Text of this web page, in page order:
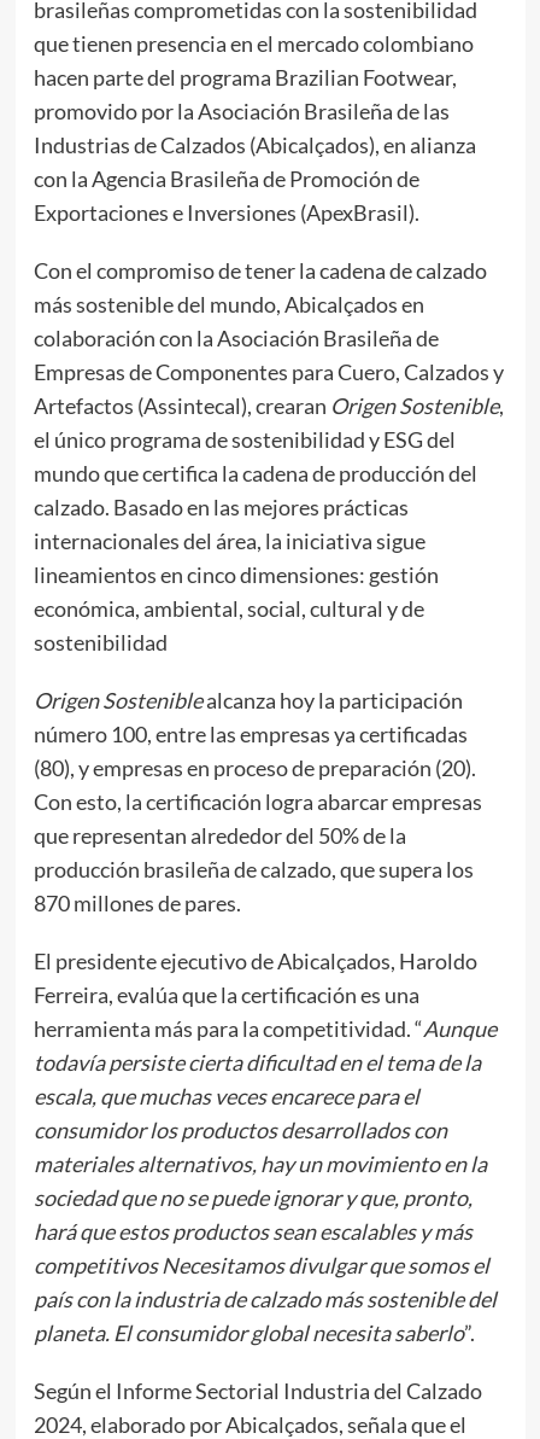
brasileñas comprometidas con la sostenibilidad
que tienen presencia en el mercado colombiano
hacen parte del programa Brazilian Footwear,
promovido por la Asociación Brasileña de las
Industrias de Calzados (Abicalçados), en alianza
con la Agencia Brasileña de Promoción de
Exportaciones e Inversiones (ApexBrasil).
Con el compromiso de tener la cadena de calzado
más sostenible del mundo, Abicalçados en
colaboración con la Asociación Brasileña de
Empresas de Componentes para Cuero, Calzados y
Artefactos (Assintecal), crearan Origen Sostenible,
el único programa de sostenibilidad y ESG del
mundo que certifica la cadena de producción del
calzado. Basado en las mejores prácticas
internacionales del área, la iniciativa sigue
lineamientos en cinco dimensiones: gestión
económica, ambiental, social, cultural y de
sostenibilidad
Origen Sosteniblealcanza hoy la participación
número 100, entre las empresas ya certificadas
(80), y empresas en proceso de preparación (20).
Con esto, la certificación logra abarcar empresas
que representan alrededor del 50% de la
producción brasileña de calzado, que supera los
870 millones de pares.
El presidente ejecutivo de Abicalçados, Haroldo
Ferreira, evalúa que la certificación es una
herramienta más para la competitividad. “Aunque
todavía persiste cierta dificultad en el tema de la
escala, que muchas veces encarece para el
consumidor los productos desarrollados con
materiales alternativos, hay un movimiento en la
sociedad que no se puede ignorar y que, pronto,
hará que estos productos sean escalables y más
competitivos Necesitamos divulgar que somos el
país con la industria de calzado más sostenible del
planeta. El consumidor global necesita saberlo”.
Según el Informe Sectorial Industria del Calzado
2024, elaborado por Abicalçados, señala que el